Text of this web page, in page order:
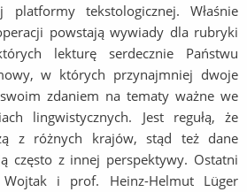
platformy tekstologicznej. Właśnie
powstają wywiady dla rubryki
lekturę serdecznie Państwu
w których przynajmniej dwoje
zdaniem na tematy ważne we
lingwistycznych. Jest regułą, że
z różnych krajów, stąd też dane
często z innej perspektywy. Ostatni
i prof. Heinz-Helmut Lüger